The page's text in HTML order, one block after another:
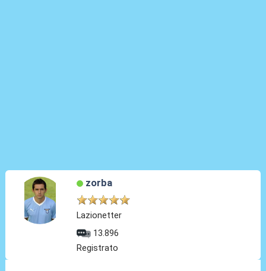
zorba
Lazionetter
13.896
Registrato